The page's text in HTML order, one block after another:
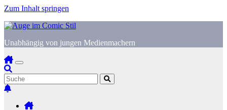
Zum Inhalt springen
Unabhängig von jungen Medienmachern